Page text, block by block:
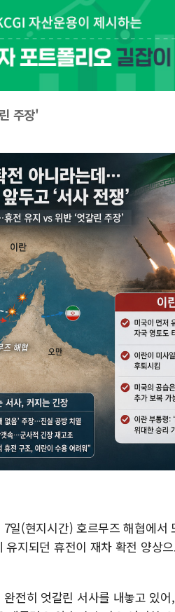
주장'
(현지시간) 호르무즈 해협에서
지되던 휴전이 재차 확전 양상
전히 엇갈린 서사를 내놓고 있